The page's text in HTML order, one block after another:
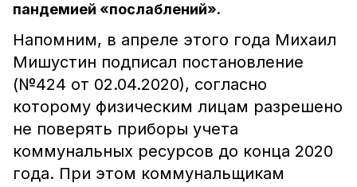
пандемией «послаблений».
Напомним, в апреле этого года Михаил
Мишустин подписал постановление
(№424 от 02.04.2020), согласно
которому физическим лицам разрешено
не поверять приборы учета
коммунальных ресурсов до конца 2020
года. При этом коммунальщикам